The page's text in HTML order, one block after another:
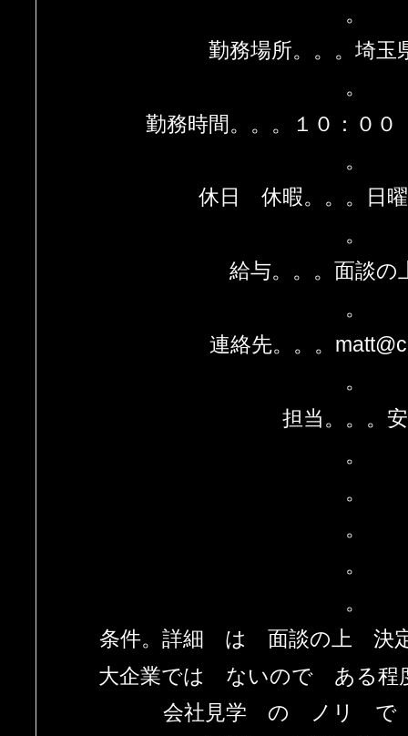
。
勤務場所。。。埼
。
勤務時間。。。１０：０
。
休日 休暇。。。
。
給与。。。面談
。
連絡先。。。
。
担当。。。
。
。
。
。
。
条件。詳細 は 面談の上 決
大企業では ないので ある
会社見学 の ノリ で